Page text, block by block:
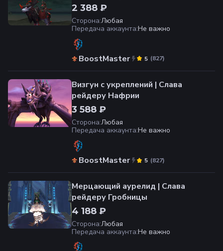
2 388 ₽
Сторона:Любая
Передача аккаунта:Не важно
BoostMaster (827)
5
Визгун с укреплений | Слава
рейдеру Нафрии
3 588 ₽
Сторона:Любая
Передача аккаунта:Не важно
BoostMaster (827)
5
Мерцающий аурелид | Слава
рейдеру Гробницы
4 188 ₽
Сторона:Любая
Передача аккаунта:Не важно